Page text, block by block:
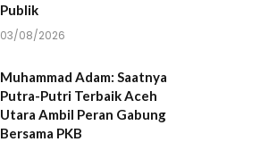
Publik
03/08/2026
Muhammad Adam: Saatnya
Putra-Putri Terbaik Aceh
Utara Ambil Peran Gabung
Bersama PKB